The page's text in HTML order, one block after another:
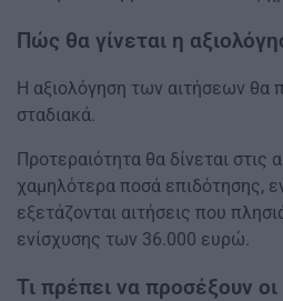
Πώς θα γίνεται η
Η αξιολόγηση των αιτήσεων θα
σταδιακά.
Προτεραιότητα θα δίνεται στις
χαμηλότερα ποσά επιδότησης,
εξετάζονται αιτήσεις που
ενίσχυσης των 36.000 ευρώ.
Τι πρέπει να προσέξουν